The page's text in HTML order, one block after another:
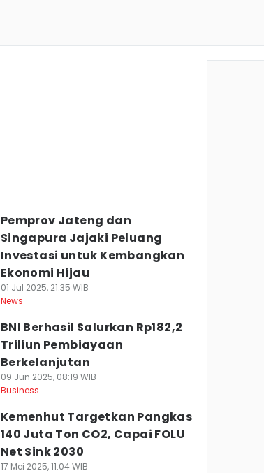
Pemprov Jateng dan
Singapura Jajaki Peluang
Investasi untuk Kembangkan
Ekonomi Hijau
01 Jul 2025, 21:35 WIB
News
BNI Berhasil Salurkan Rp182,2
Triliun Pembiayaan
Berkelanjutan
09 Jun 2025, 08:19 WIB
Business
Kemenhut Targetkan Pangkas
140 Juta Ton CO2, Capai FOLU
Net Sink 2030
17 Mei 2025, 11:04 WIB